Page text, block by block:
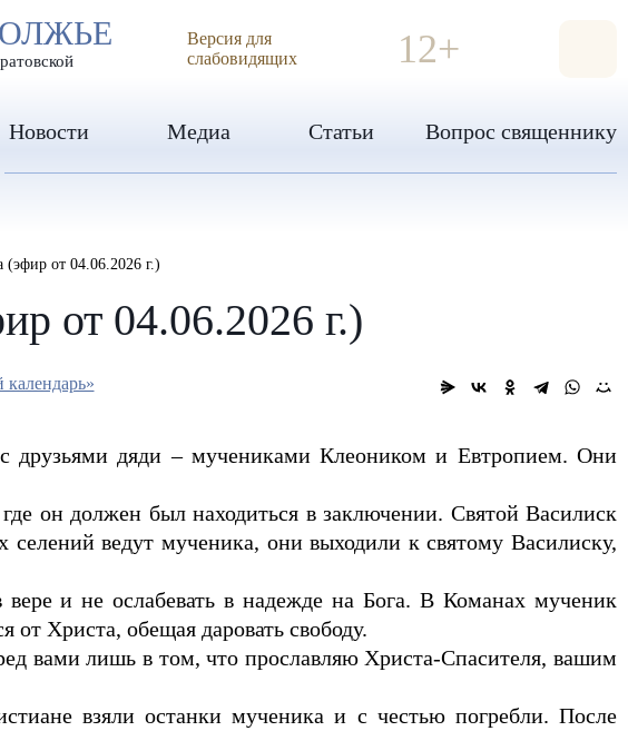
Версия для
слабовидящих
12+
Новости Медиа Статьи Вопрос священнику
(эфир от 04.06.2026 г.)
от 04.06.2026 г.)
друзьями дяди – мучениками Клеоником и Евтропием. Они
он должен был находиться в заключении. Святой Василиск
ведут мученика, они выходили к святому Василиску,
и не ослабевать в надежде на Бога. В Команах мученик
от Христа, обещая даровать свободу.
вами лишь в том, что прославляю Христа-Спасителя, вашим
взяли останки мученика и с честью погребли. После